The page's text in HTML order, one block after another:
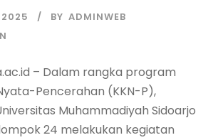
2025 BY ADMINWEB
– Dalam rangka program
Pencerahan (KKN-P),
Muhammadiyah Sidoarjo
24 melakukan kegiatan